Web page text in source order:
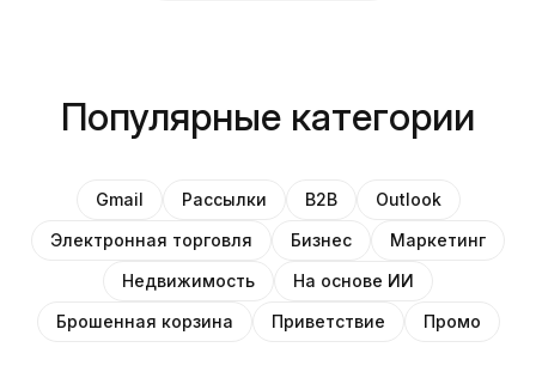
Популярные категории
Gmail Рассылки B2B
Outlook
Электронная торговля
Бизнес
Маркетинг
Недвижимость
На основе ИИ
Брошенная корзина
Приветствие Промо